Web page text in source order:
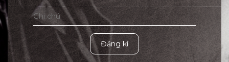
Đăng kí